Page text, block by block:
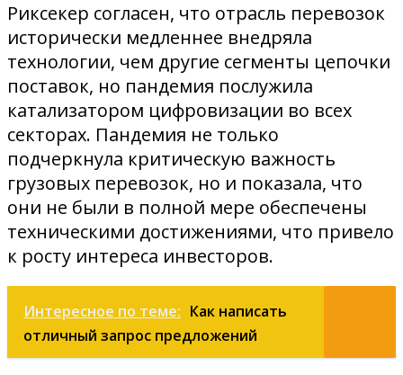
Риксекер согласен, что отрасль перевозок
исторически медленнее внедряла
технологии, чем другие сегменты цепочки
поставок, но пандемия послужила
катализатором цифровизации во всех
секторах. Пандемия не только
подчеркнула критическую важность
грузовых перевозок, но и показала, что
они не были в полной мере обеспечены
техническими достижениями, что привело
к росту интереса инвесторов.
Интересное по теме: Как написать
отличный запрос предложений